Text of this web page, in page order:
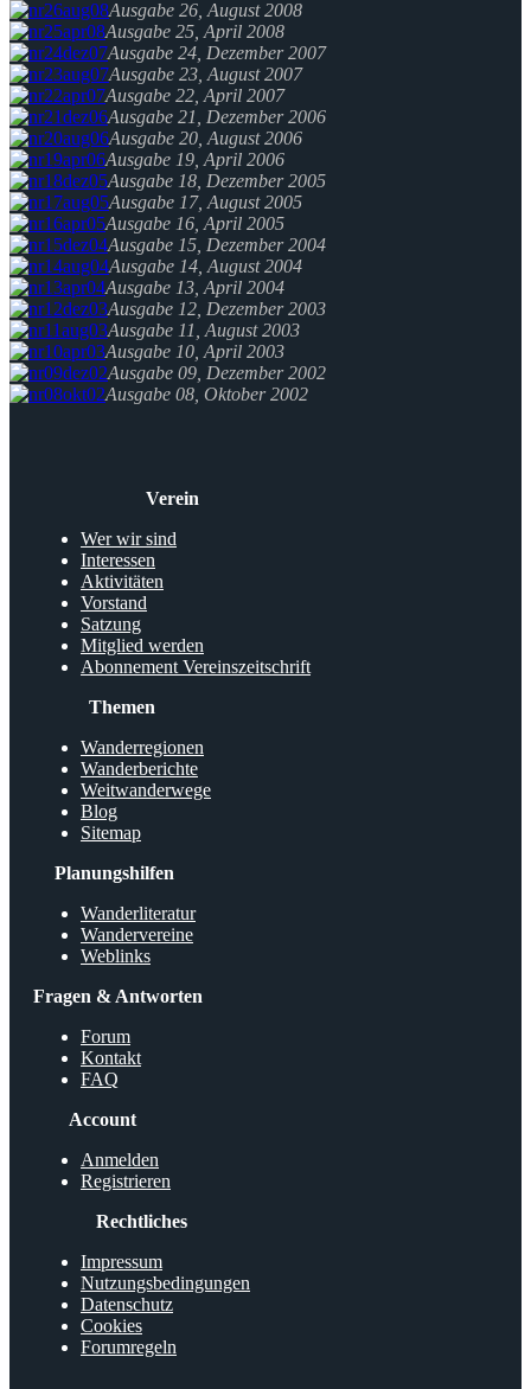
Ausgabe 26, August 2008
Ausgabe 25, April 2008
Ausgabe 24, Dezember 2007
Ausgabe 23, August 2007
Ausgabe 22, April 2007
Ausgabe 21, Dezember 2006
Ausgabe 20, August 2006
Ausgabe 19, April 2006
Ausgabe 18, Dezember 2005
Ausgabe 17, August 2005
Ausgabe 16, April 2005
Ausgabe 15, Dezember 2004
Ausgabe 14, August 2004
Ausgabe 13, April 2004
Ausgabe 12, Dezember 2003
Ausgabe 11, August 2003
Ausgabe 10, April 2003
Ausgabe 09, Dezember 2002
Ausgabe 08, Oktober 2002
Verein
Wer wir sind
Interessen
Aktivitäten
Vorstand
Satzung
Mitglied werden
Abonnement Vereinszeitschrift
Themen
Wanderregionen
Wanderberichte
Weitwanderwege
Blog
Sitemap
Planungshilfen
Wanderliteratur
Wandervereine
Weblinks
Fragen & Antworten
Forum
Kontakt
FAQ
Account
Anmelden
Registrieren
Rechtliches
Impressum
Nutzungsbedingungen
Datenschutz
Cookies
Forumregeln